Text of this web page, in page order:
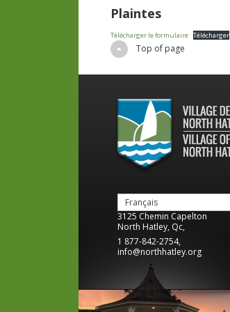
Plaintes
Télécharger le formulaire Télécharger
Top of page
Français
3125 Chemin Capelton
North Hatley, Qc,
1 877-842-2754,
info@northhatley.org